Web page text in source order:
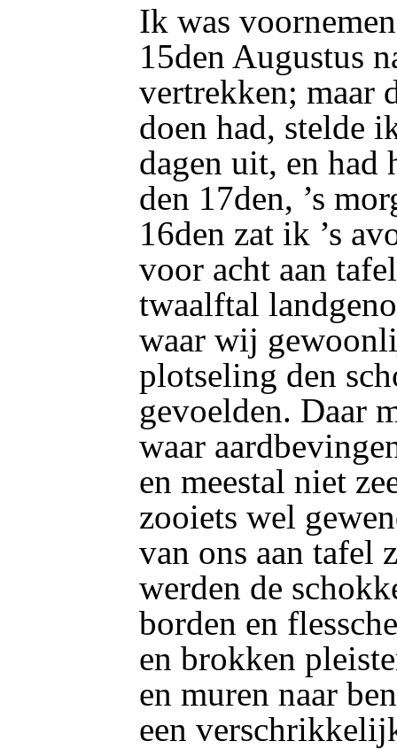
Ik was
15den Augustus
vertrekken; maar
doen had, stelde
dagen uit, en had
den 17den, ’s
16den zat ik ’s
voor acht aan
twaalftal
waar wij
plotseling den
gevoelden. Daar
waar
en meestal niet
zooiets wel
van ons aan tafel
werden de
borden en
en brokken
en muren naar
een